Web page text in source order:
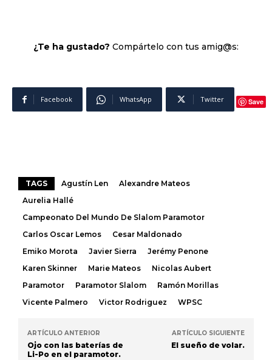
¿Te ha gustado? Compártelo con tus amig@s:
Facebook WhatsApp Twitter Save
TAGS Agustín Len
Alexandre Mateos
Aurelia Hallé
Campeonato Del Mundo De Slalom Paramotor
Carlos Oscar Lemos
Cesar Maldonado
Emiko Morota
Javier Sierra
Jerémy Penone
Karen Skinner
Marie Mateos
Nicolas Aubert
Paramotor
Paramotor Slalom
Ramón Morillas
Vicente Palmero
Victor Rodriguez WPSC
ARTÍCULO ANTERIOR
Ojo con las baterías de
Li-Po en el paramotor.
ARTÍCULO SIGUIENTE
El sueño de volar.